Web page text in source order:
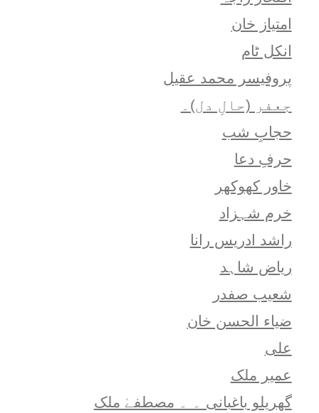
امتياز خان
انکل ٹام
پروفیسر محمد عقیل
جعفر (حالِ دل)۔
حجابِ شب
حرفِ دعا
خاور کھوکھر
خرم شہزاد
راشد ادریس رانا
ریاض شاہد
شعيب صفدر
ضیاء الحسن خان
علی
عمیر ملک
گھریلو باغبانی ۔ ۔ مصطفےٰ ملک